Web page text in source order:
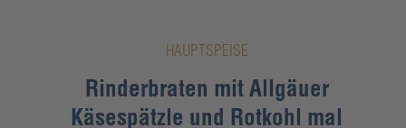
HAUPTSPEISE
Rinderbraten mit Allgäuer
Käsespätzle und Rotkohl mal